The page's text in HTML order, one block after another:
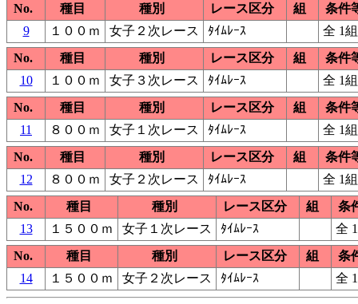
No.
種目 種別 レース区分 組
条件
9
１００ｍ 女子２次レース ﾀｲﾑﾚｰｽ
全 1組
No.
種目 種別 レース区分 組
条件
10
１００ｍ 女子３次レース ﾀｲﾑﾚｰｽ
全 1組
No.
種目 種別 レース区分 組
条件
11
８００ｍ 女子１次レース ﾀｲﾑﾚｰｽ
全 1組
No.
種目 種別 レース区分 組
条件
12
８００ｍ 女子２次レース ﾀｲﾑﾚｰｽ
全 1組
No.
種目 種別 レース区分 組
条
13
１５００ｍ 女子１次レース ﾀｲﾑﾚｰｽ
全
No.
種目 種別 レース区分 組
条
14
１５００ｍ 女子２次レース ﾀｲﾑﾚｰｽ 全